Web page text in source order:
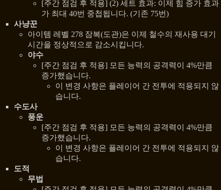
[주간 점검 후 적용] (2) 세트 효과: 이제 힘 증가 효과
가 최대 40번 중첩됩니다. (기존 75번)
사냥꾼
아이템 레벨 278 잠복(도관)은 이제 철수의 재사용 대기
시간을 정상적으로 감소시킵니다.
야수
[주간 점검 후 적용] 모든 능력의 공격력이 4%만큼
증가했습니다.
이 변경 사항은 플레이어 간 전투에 적용되지 않
습니다.
수도사
풍운
[주간 점검 후 적용] 모든 능력의 공격력이 4%만큼
증가했습니다.
이 변경 사항은 플레이어 간 전투에 적용되지 않
습니다.
도적
무법